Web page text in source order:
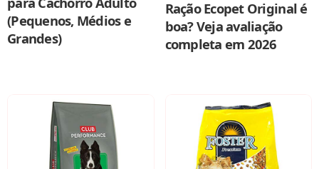
(Pequenos, Médios e
Grandes)
Ração Ecopet Original é
boa? Veja avaliação
completa em 2026